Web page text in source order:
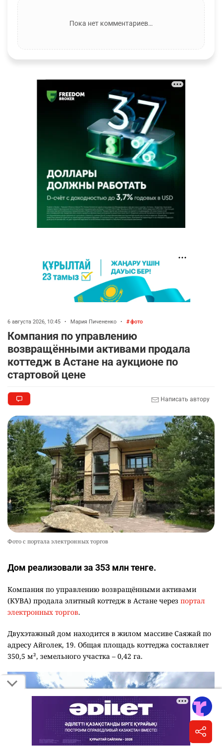
Пока нет комментариев…
6 августа 2026, 10:45 • Мария Пичененко • фото
Компания по управлению
возвращёнными активами продала
коттедж в Астане на аукционе по
стартовой цене
Написать автору
Фото с портала электронных торгов
Дом реализовали за 353 млн тенге.
Компания по управлению возвращёнными активами
(КУВА) продала элитный коттедж в Астане через портал
электронных торгов.
Двухэтажный дом находится в жилом массиве Саяжай по
адресу Айголек, 19. Общая площадь коттеджа составляет
350,5 м², земельного участка – 0,42 га.